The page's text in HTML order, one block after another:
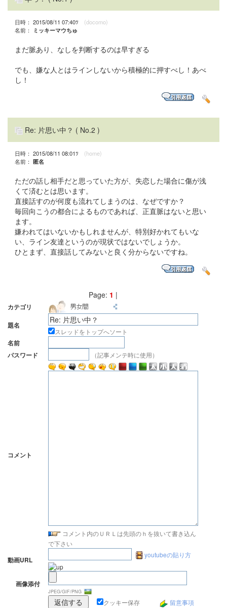
日時： 2015/08/11 07:40ﾂ (docomo)
名前：
ミッキーマウちゅ
まだ脈あり、なしを判断するのは早すぎる
でも、嫌な人とはラインしないから積極的に押すべし！あべ
し！
Re: 片思い中？ ( No.2 )
日時： 2015/08/11 08:01ﾂ (home)
名前： 匿名
ただの話し相手だと思っていた方が、失恋した場合に傷が浅
くて済むとは思います。
直接話すのが何度も流れてしまうのは、なぜですか？
毎回向こうの都合によるものであれば、正直脈はないと思い
ます。
嫌われてはいないかもしれませんが、特別好かれてもいな
い、ライン友達というのが現状ではないでしょうか。
ひとまず、直接話してみないと良く分からないですね。
Page: 1 |
カテゴリ
題名
スレッドをトップへソート
名前
パスワード
（記事メンテ時に使用）
コメント
コメント内のＵＲＬは先頭のｈを抜いて書き込ん
で下さい
動画URL
youtubeの貼り方
画像添付
JPEG/GIF/PNG
クッキー保存 留意事項